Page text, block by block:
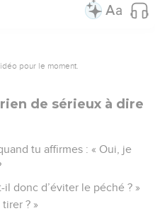
pour le moment.
de sérieux à dire
tu affirmes : « Oui, je
donc d’éviter le péché ? »
? »